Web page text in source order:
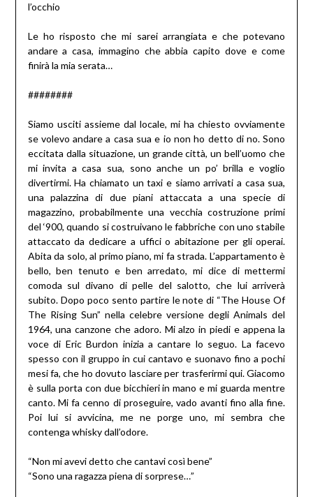
l’occhio
Le ho risposto che mi sarei arrangiata e che potevano
andare a casa, immagino che abbia capito dove e come
finirà la mia serata…
########
Siamo usciti assieme dal locale, mi ha chiesto ovviamente
se volevo andare a casa sua e io non ho detto di no. Sono
eccitata dalla situazione, un grande città, un bell’uomo che
mi invita a casa sua, sono anche un po’ brilla e voglio
divertirmi. Ha chiamato un taxi e siamo arrivati a casa sua,
una palazzina di due piani attaccata a una specie di
magazzino, probabilmente una vecchia costruzione primi
del ‘900, quando si costruivano le fabbriche con uno stabile
attaccato da dedicare a uffici o abitazione per gli operai.
Abita da solo, al primo piano, mi fa strada. L’appartamento è
bello, ben tenuto e ben arredato, mi dice di mettermi
comoda sul divano di pelle del salotto, che lui arriverà
subito. Dopo poco sento partire le note di “The House Of
The Rising Sun” nella celebre versione degli Animals del
1964, una canzone che adoro. Mi alzo in piedi e appena la
voce di Eric Burdon inizia a cantare lo seguo. La facevo
spesso con il gruppo in cui cantavo e suonavo fino a pochi
mesi fa, che ho dovuto lasciare per trasferirmi qui. Giacomo
è sulla porta con due bicchieri in mano e mi guarda mentre
canto. Mi fa cenno di proseguire, vado avanti fino alla fine.
Poi lui si avvicina, me ne porge uno, mi sembra che
contenga whisky dall’odore.
“Non mi avevi detto che cantavi così bene”
“Sono una ragazza piena di sorprese…”